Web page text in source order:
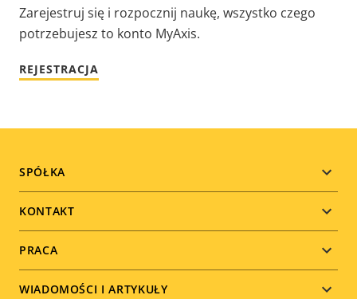
Zarejestruj się i rozpocznij naukę, wszystko czego
potrzebujesz to konto MyAxis.
REJESTRACJA
Footer
menu
SPÓŁKA
KONTAKT
PRACA
WIADOMOŚCI I ARTYKUŁY